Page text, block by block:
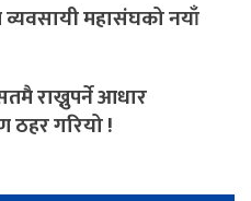
व्यवसायी महासंघको नयाँ
राख्नुपर्ने आधार
गरियो !